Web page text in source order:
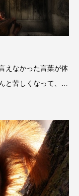
えなかった言葉が体
と苦しくなって、サ